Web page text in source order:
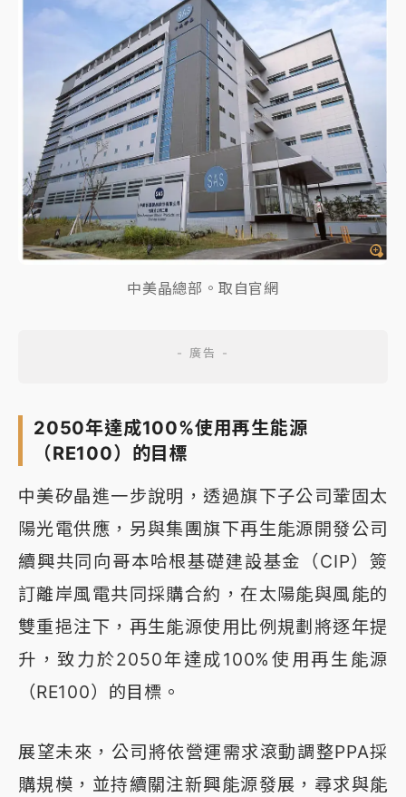
中美晶總部。取自官網
2050年達成100%使用再生能源
（RE100）的目標
中美矽晶進一步說明，透過旗下子公司鞏固太
陽光電供應，另與集團旗下再生能源開發公司
續興共同向哥本哈根基礎建設基金（CIP）簽
訂離岸風電共同採購合約，在太陽能與風能的
雙重挹注下，再生能源使用比例規劃將逐年提
升，致力於2050年達成100%使用再生能源
（RE100）的目標。
展望未來，公司將依營運需求滾動調整PPA採
購規模，並持續關注新興能源發展，尋求與能